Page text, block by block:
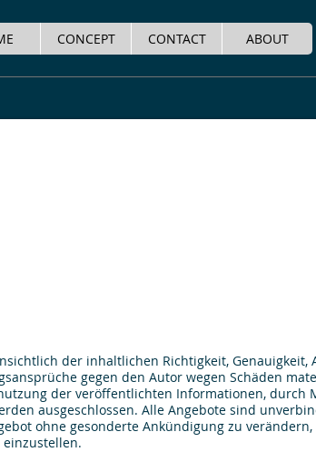
CONCEPT CONTACT ABOUT
der inhaltlichen Richtigkeit, Genauigkeit,
gegen den Autor wegen Schäden
der veröffentlichten Informationen, durch
ausgeschlossen. Alle Angebote sind
ohne gesonderte Ankündigung zu